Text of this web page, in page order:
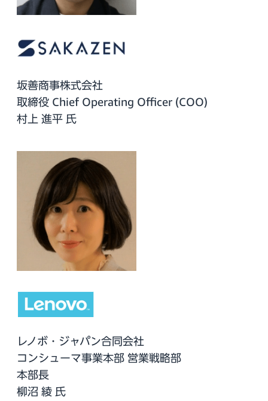
坂善商事株式会社
取締役 Chief Operating Officer (COO)
村上 進平 氏
レノボ・ジャパン合同会社
コンシューマ事業本部 営業戦略部
本部長
柳沼 綾 氏